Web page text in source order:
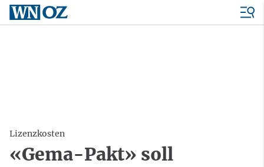
Lizenzkosten
«Gema-Pakt» soll